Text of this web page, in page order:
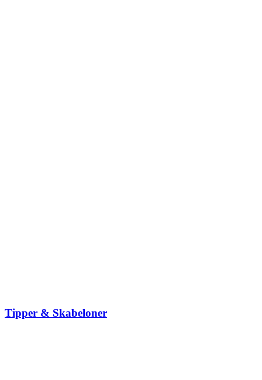
Tipper & Skabeloner